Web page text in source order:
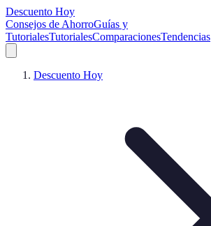
Descuento Hoy
Consejos de AhorroGuías y
TutorialesTutorialesComparacionesTendencias
Descuento Hoy